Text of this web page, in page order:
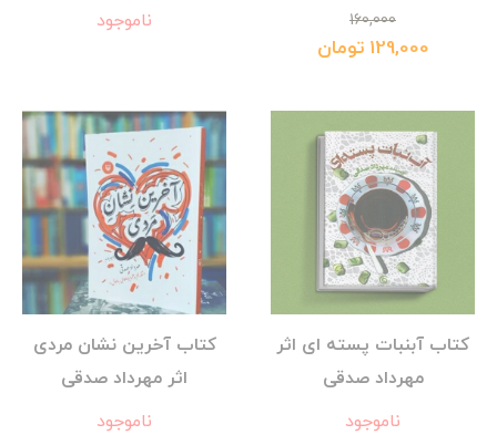
160,000
129,000 تومان
ناموجود
کتاب آبنبات پسته ای اثر
مهرداد صدقی
ناموجود
کتاب آخرین نشان مردی
اثر مهرداد صدقی
ناموجود